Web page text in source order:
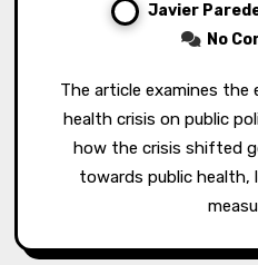
Javier
No
The article examines the effects of the COVID-19
health crisis on public
how the crisis shifted
towards public health,